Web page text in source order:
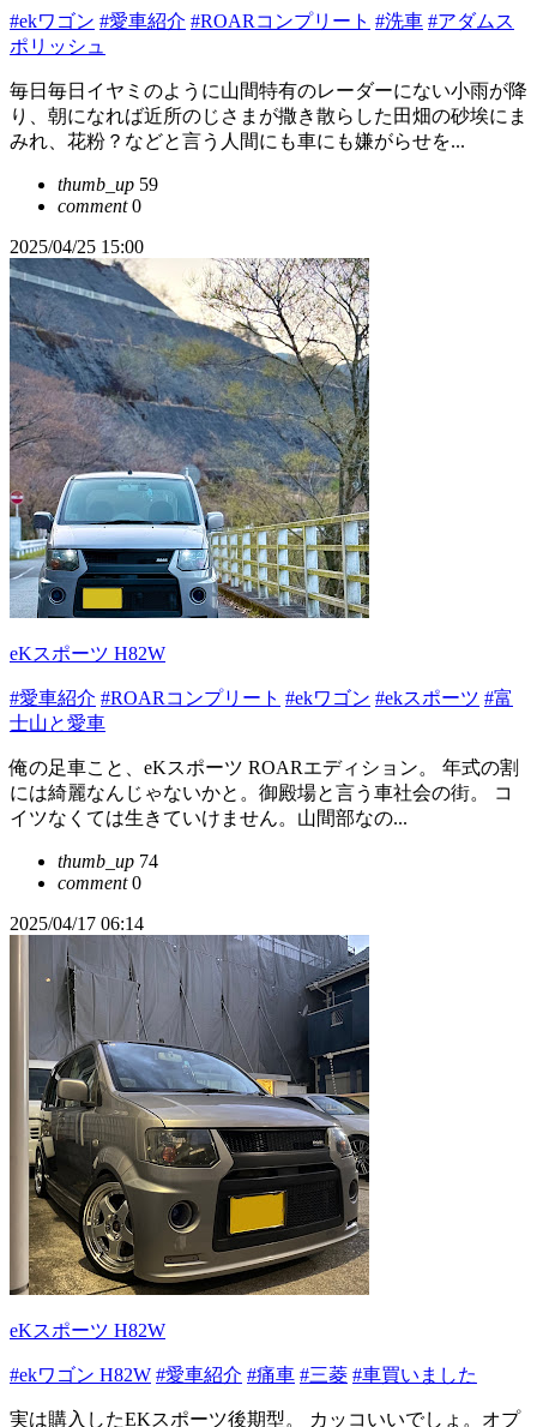
#ekワゴン #愛車紹介 #ROARコンプリート #洗車 #アダムス
ポリッシュ
毎日毎日イヤミのように山間特有のレーダーにない小雨が降
り、朝になれば近所のじさまが撒き散らした田畑の砂埃にま
みれ、花粉？などと言う人間にも車にも嫌がらせを...
thumb_up 59
comment0
2025/04/25 15:00
eKスポーツ H82W
#愛車紹介 #ROARコンプリート #ekワゴン #ekスポーツ #富
士山と愛車
俺の足車こと、eKスポーツ ROARエディション。 年式の割
には綺麗なんじゃないかと。御殿場と言う車社会の街。 コ
イツなくては生きていけません。山間部なの...
thumb_up 74
comment0
2025/04/17 06:14
eKスポーツ H82W
#ekワゴン H82W #愛車紹介 #痛車 #三菱 #車買いました
実は購入したEKスポーツ後期型。 カッコいいでしょ。オプ